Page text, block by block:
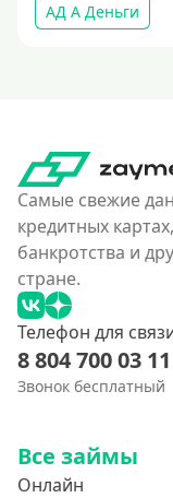
На карту
На виртуальную
На неименную
На именную карту
На зарплатную
Перевод средств
Похожие МФО
Наподобие
Словно золотая
АД А Деньги
Самые свежие
кредитных
банкротства и
стране.
Телефон для
8 804 700 03 11
Звонок бесплатный
Все займы
Онлайн